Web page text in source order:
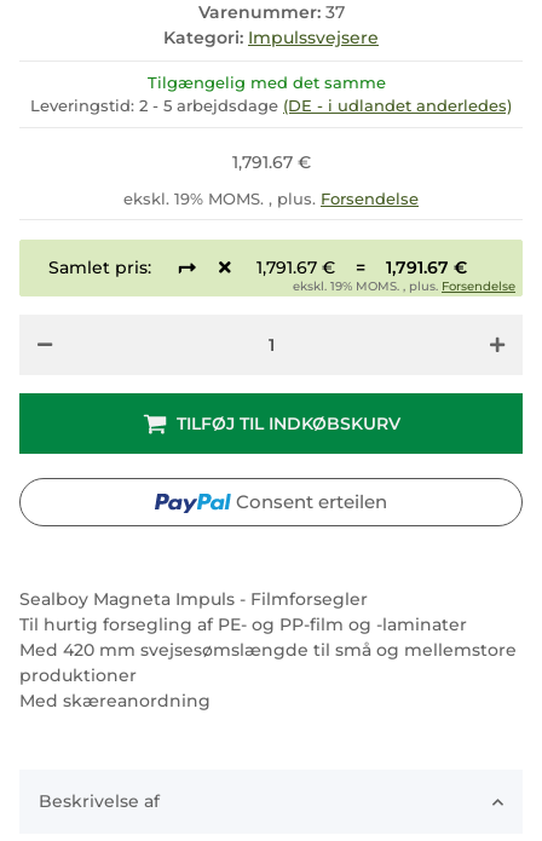
Sealboy Magneta Impuls - Filmforsegler
Til hurtig forsegling af PE- og PP-film og -laminater
Med 420 mm svejsesømslængde til små og mellemstore
produktioner
Med skæreanordning
Varenummer: 37
Kategori: Impulssvejsere
Tilgængelig med det samme
Leveringstid: 2 - 5 arbejdsdage (DE - i udlandet anderledes)
1,791.67 €
ekskl. 19% MOMS. , plus. Forsendelse
Samlet pris: 1,791.67 € = 1,791.67 €
ekskl. 19% MOMS. , plus. Forsendelse
TILFØJ TIL INDKØBSKURV
Consent erteilen
Beskrivelse af